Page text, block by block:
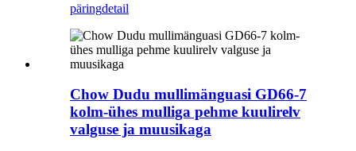
päringdetail
Chow Dudu mullimänguasi GD66-7
kolm-ühes mulliga pehme kuulirelv
valguse ja muusikaga